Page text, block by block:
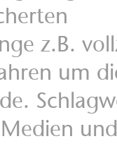
z.B.
um
und